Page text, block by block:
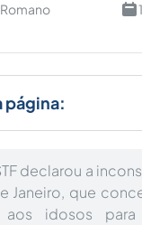
página:
declarou a
Janeiro, que
idosos para